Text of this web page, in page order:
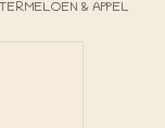
& APPEL